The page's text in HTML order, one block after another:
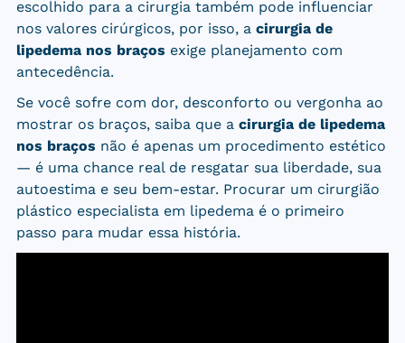
escolhido para a cirurgia também pode influenciar
nos valores cirúrgicos, por isso, a cirurgia de
lipedema nos braços exige planejamento com
antecedência.
Se você sofre com dor, desconforto ou vergonha ao
mostrar os braços, saiba que a cirurgia de lipedema
nos braços não é apenas um procedimento estético
— é uma chance real de resgatar sua liberdade, sua
autoestima e seu bem-estar. Procurar um cirurgião
plástico especialista em lipedema é o primeiro
passo para mudar essa história.